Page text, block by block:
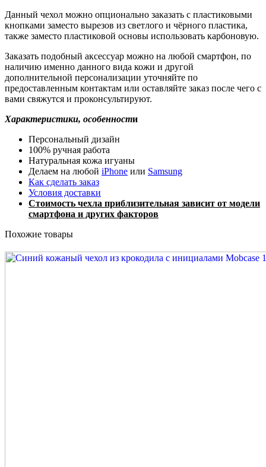
Данный чехол можно опционально заказать с пластиковыми
кнопками заместо вырезов из светлого и чёрного пластика,
также заместо пластиковой основы использовать карбоновую.
Заказать подобный аксессуар можно на любой смартфон, по
наличию именно данного вида кожи и другой
дополнительной персонализации уточняйте по
предоставленным контактам или оставляйте заказ после чего с
вами свяжутся и проконсультируют.
Характеристики, особенности
Персональный дизайн
100% ручная работа
Натуральная кожа игуаны
Делаем на любой iPhone или Samsung
Как сделать заказ
Условия доставки
Стоимость чехла приблизительная зависит от модели
смартфона и других факторов
Похожие товары